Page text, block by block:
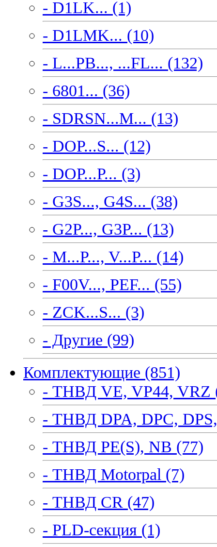
- D1LK... (1)
- D1LMK... (10)
- L...PB..., ...FL... (132)
- 6801... (36)
- SDRSN...M... (13)
- DOP...S... (12)
- DOP...P... (3)
- G3S..., G4S... (38)
- G2P..., G3P... (13)
- M...P..., V...P... (14)
- F00V..., PEF... (55)
- ZCK...S... (3)
- Другие (99)
Комплектующие (851)
- ТНВД VE, VP44, VRZ
- ТНВД DPA, DPC,
- ТНВД PE(S), NB (77)
- ТНВД Motorpal (7)
- ТНВД CR (47)
- PLD-секция (1)